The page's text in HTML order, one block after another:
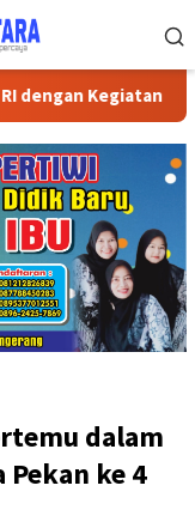
Kegiatan Sosial
dalam
ke 4